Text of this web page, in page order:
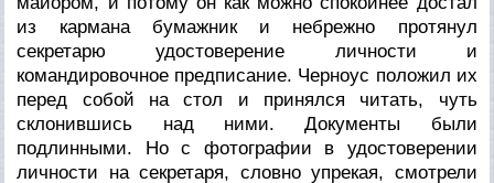
из кармана бумажник и небрежно протянул
секретарю удостоверение личности и
командировочное предписание. Черноус положил их
перед собой на стол и принялся читать, чуть
склонившись над ними. Документы были
подлинными. Но с фотографии в удостоверении
личности на секретаря, словно упрекая, смотрели